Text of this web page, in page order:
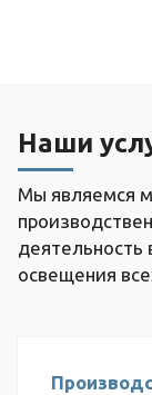
Наши
Мы являемся
деятельность
освещения